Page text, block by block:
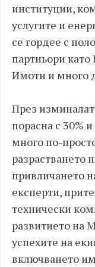
институции,
услугите и
се гордее с
партньори
Имоти и много
През
порасна с 30%
много по-
разрастването
привличането
експерти,
технически
развитието на
успехите на
включването